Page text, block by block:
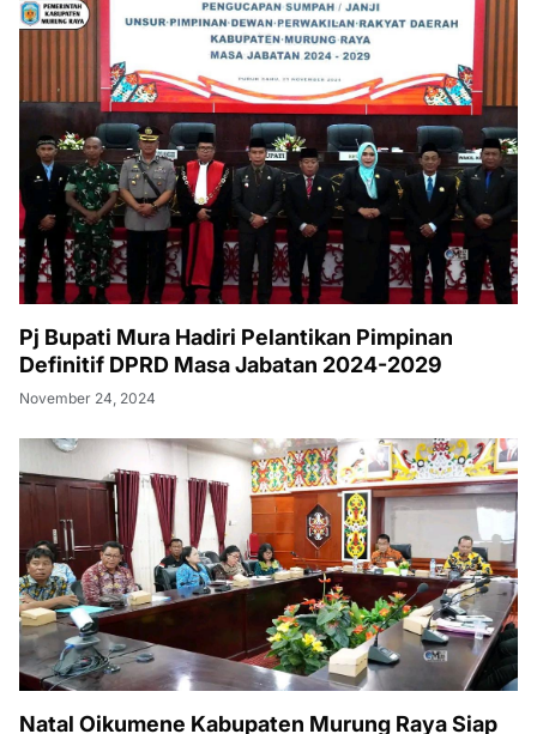
Pj Bupati Mura Hadiri Pelantikan Pimpinan
Definitif DPRD Masa Jabatan 2024-2029
November 24, 2024
Natal Oikumene Kabupaten Murung Raya Siap